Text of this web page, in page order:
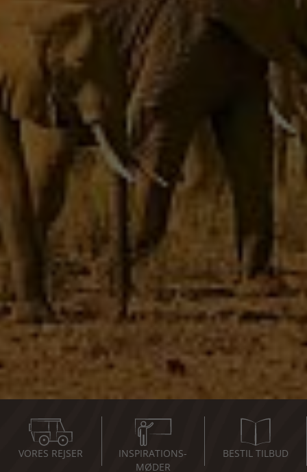
VORES REJSER
INSPIRATIONS-
MØDER
BESTIL TILBUD